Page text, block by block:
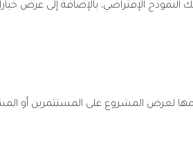
النموذج الإفتراضي، بالإضافة إلى عرض
لعرض المشروع على المستثمرين أو